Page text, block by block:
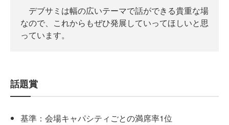
デブサミは幅の広いテーマで話ができる貴重な場
なので、これからもぜひ発展していってほしいと思
っています。
話題賞
基準：会場キャパシティごとの満席率1位